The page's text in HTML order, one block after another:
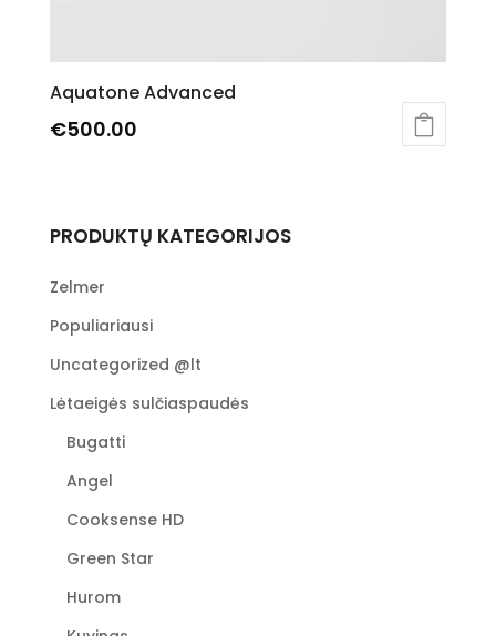
Aquatone Advanced
€500.00
PRODUKTŲ KATEGORIJOS
Zelmer
Populiariausi
Uncategorized @lt
Lėtaeigės sulčiaspaudės
Bugatti
Angel
Cooksense HD
Green Star
Hurom